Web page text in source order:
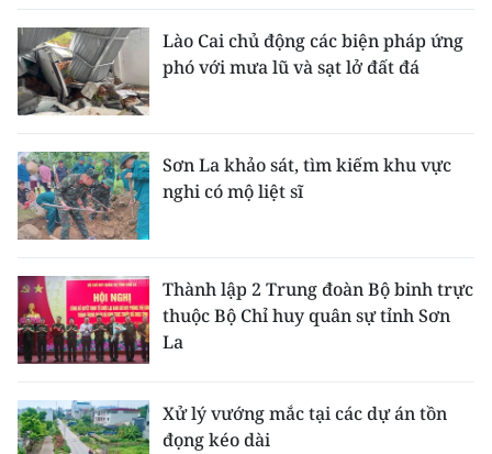
Lào Cai chủ động các biện pháp ứng
phó với mưa lũ và sạt lở đất đá
Sơn La khảo sát, tìm kiếm khu vực
nghi có mộ liệt sĩ
Thành lập 2 Trung đoàn Bộ binh trực
thuộc Bộ Chỉ huy quân sự tỉnh Sơn
La
Xử lý vướng mắc tại các dự án tồn
đọng kéo dài